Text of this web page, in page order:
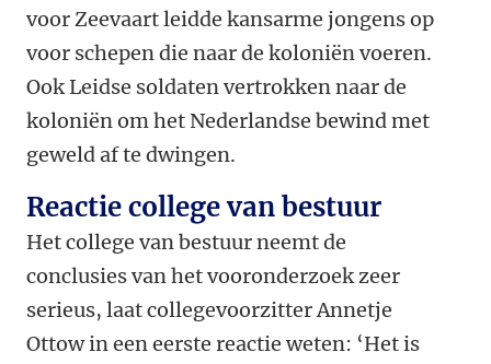
voor Zeevaart leidde kansarme jongens op
voor schepen die naar de koloniën voeren.
Ook Leidse soldaten vertrokken naar de
koloniën om het Nederlandse bewind met
geweld af te dwingen.
Reactie college van bestuur
Het college van bestuur neemt de
conclusies van het vooronderzoek zeer
serieus, laat collegevoorzitter Annetje
Ottow in een eerste reactie weten: ‘Het is